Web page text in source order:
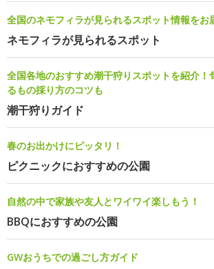
全国のネモフィラが見られるスポット情報をお
ネモフィラが見られるスポット
全国各地のおすすめ潮干狩りスポットを紹介！
るもの採り方のコツも
潮干狩りガイド
春のお出かけにピッタリ！
ピクニックにおすすめの公園
自然の中で家族や友人とワイワイ楽しもう！
BBQにおすすめの公園
GWおうちでの過ごし方ガイド